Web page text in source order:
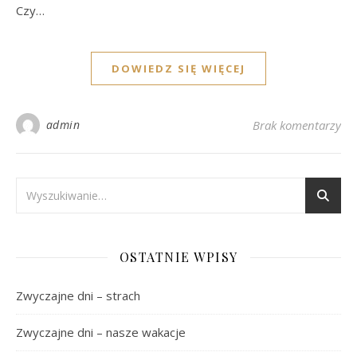
Czy…
DOWIEDZ SIĘ WIĘCEJ
admin Brak komentarzy
OSTATNIE WPISY
Zwyczajne dni – strach
Zwyczajne dni – nasze wakacje